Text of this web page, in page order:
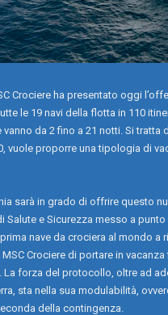
Crociere ha presentato oggi
le 19 navi della flotta in 110
vanno da 2 fino a 21 notti. Si
vuole proporre una tipologia di
sarà in grado di offrire questo
Salute e Sicurezza messo a
nave da crociera al mondo
Crociere di portare in
La forza del protocollo, oltre ad
sta nella sua modulabilità,
della contingenza.